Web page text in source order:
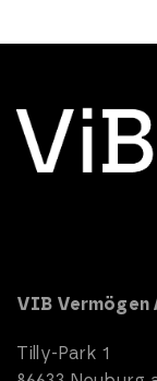
VIB Vermögen
Tilly-Park 1